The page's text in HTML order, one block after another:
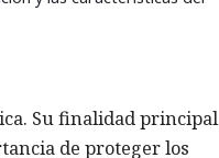
Su finalidad principal
de proteger los